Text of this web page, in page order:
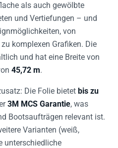
als auch gewölbte
und Vertiefungen – und
von
komplexen Grafiken. Die
und hat eine Breite von
45,72 m.
Die Folie bietet bis zu
3M MCS Garantie, was
Bootsaufträgen relevant ist.
Varianten (weiß,
unterschiedliche